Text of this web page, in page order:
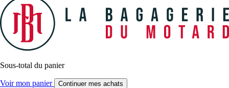
Sous-total du panier
Voir mon panier Continuer mes achats